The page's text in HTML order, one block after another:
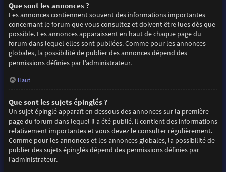
Que sont les annonces ?
Les annonces contiennent souvent des informations importantes
concernant le forum que vous consultez et doivent être lues dès que
possible. Les annonces apparaissent en haut de chaque page du
forum dans lequel elles sont publiées. Comme pour les annonces
globales, la possibilité de publier des annonces dépend des
permissions définies par l’administrateur.
Haut
Que sont les sujets épinglés ?
Un sujet épinglé apparaît en dessous des annonces sur la première
page du forum dans lequel il a été publié. il contient des informations
relativement importantes et vous devez le consulter régulièrement.
Comme pour les annonces et les annonces globales, la possibilité de
publier des sujets épinglés dépend des permissions définies par
l’administrateur.